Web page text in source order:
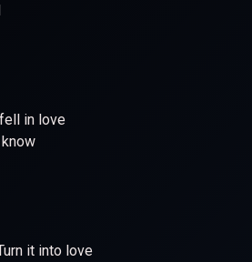
in love
it into love